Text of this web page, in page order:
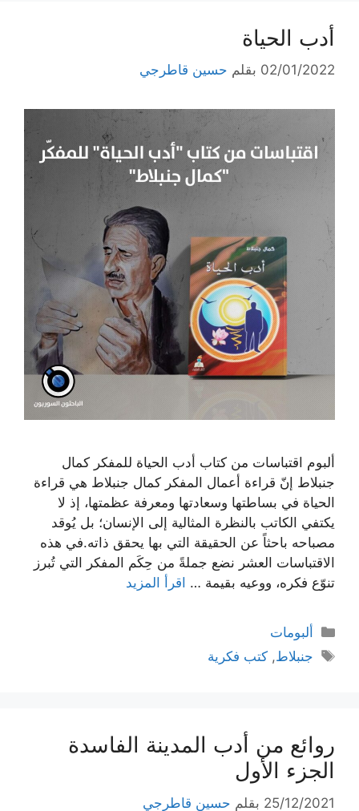
أدب الحياة
02/01/2022 بقلم حسين قاطرجي
ألبوم اقتباسات من كتاب أدب الحياة للمفكر كمال
جنبلاط إنّ قراءة أعمال المفكر كمال جنبلاط هي قراءة
الحياة في بساطتها وسعادتها ومعرفة عظمتها، إذ لا
يكتفي الكاتب بالنظرة المثالية إلى الإنسان؛ بل يُوقد
مصباحه باحثاً عن الحقيقة التي بها يحقق ذاته.في هذه
الاقتباسات العشر نضع جملةً من حِكَم المفكر التي تُبرز
تنوّع فكره، ووعيه بقيمة … اقرأ المزيد
التصنيفات
ألبومات
الوسوم
جنبلاط,كتب فكرية
روائع من أدب المدينة الفاسدة
الجزء الأول
25/12/2021 بقلم حسين قاطرجي